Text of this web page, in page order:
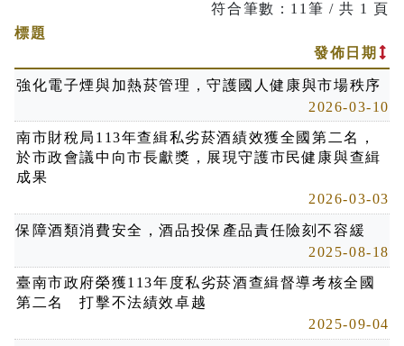
符合筆數：11筆 / 共 1 頁
標題
發佈日期
強化電子煙與加熱菸管理，守護國人健康與市場秩序
2026-03-10
南市財稅局113年查緝私劣菸酒績效獲全國第二名，
於市政會議中向市長獻獎，展現守護市民健康與查緝
成果
2026-03-03
保障酒類消費安全，酒品投保產品責任險刻不容緩
2025-08-18
臺南市政府榮獲113年度私劣菸酒查緝督導考核全國
第二名 打擊不法績效卓越
2025-09-04